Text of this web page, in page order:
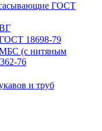
ГОСТ
18698-79
(с нитяным
76
и труб